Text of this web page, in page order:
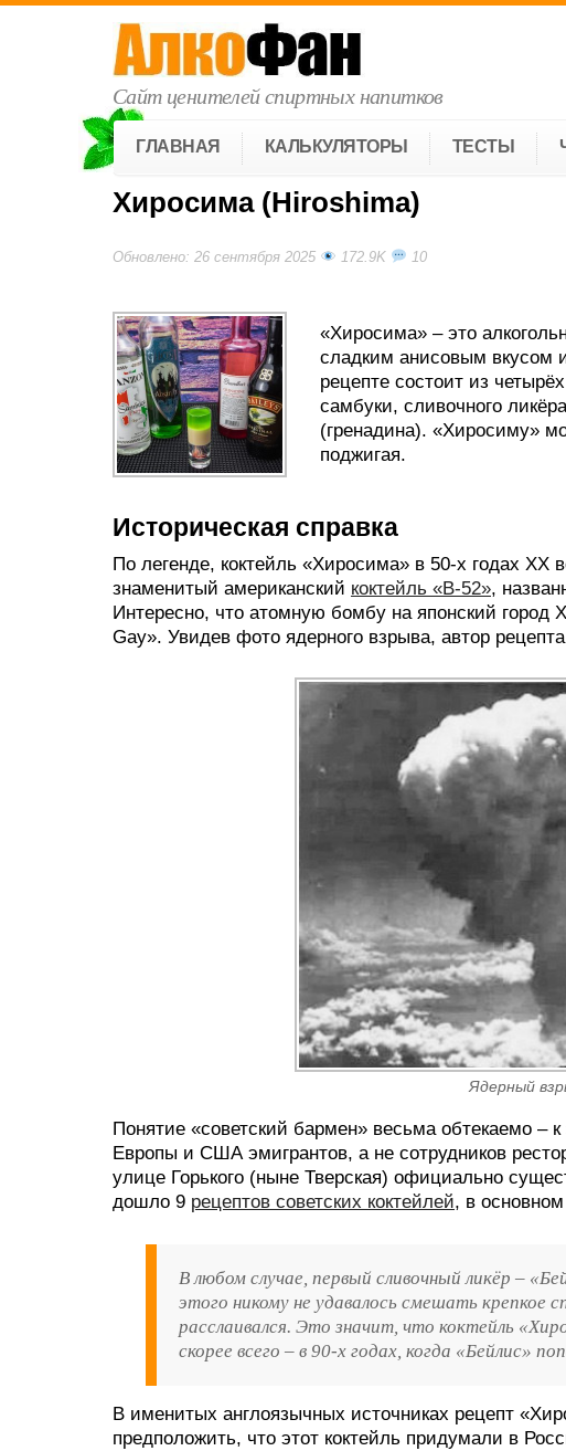
Сайт ценителей спиртных напитков
ГЛАВНАЯ КАЛЬКУЛЯТОРЫ ТЕСТЫ
Хиросима (Hiroshima)
Обновлено: 26 сентября 2025 172.9K 10
«Хиросима» – это
сладким анисовым вкусом
рецепте состоит из
самбуки, сливочного
(гренадина). «Хиросиму»
поджигая.
Историческая справка
По легенде, коктейль «Хиросима» в 50-х годах XX
знаменитый американский коктейль «B-52»,
Интересно, что атомную бомбу на японский город
Gay». Увидев фото ядерного взрыва, автор
Ядерный
Понятие «советский бармен» весьма обтекаемо –
Европы и США эмигрантов, а не сотрудников
улице Горького (ныне Тверская) официально
дошло 9 рецептов советских коктейлей, в
В любом случае, первый сливочный ликёр –
этого никому не удавалось смешать крепкое
расслаивался. Это значит, что коктейль
скорее всего – в 90-х годах, когда «Бейлис»
В именитых англоязычных источниках рецепт
предположить, что этот коктейль придумали в